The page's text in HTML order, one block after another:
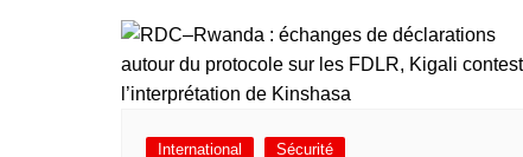
International Sécurité